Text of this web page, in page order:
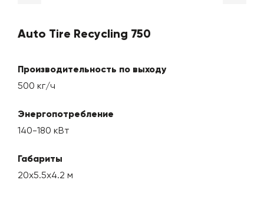
Auto Tire Recycling 750
Производительность по выходу
500 кг/ч
Энергопотребление
140-180 кВт
Габариты
20х5.5х4.2 м